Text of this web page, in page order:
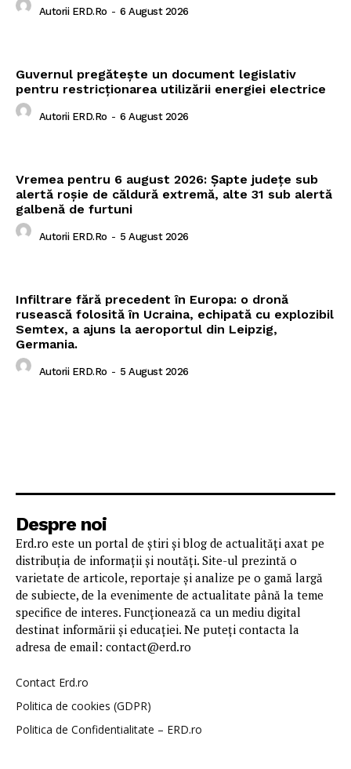
Autorii ERD.ro - 6 August 2026
Guvernul pregătește un document legislativ
pentru restricționarea utilizării energiei electrice
Autorii ERD.ro - 6 August 2026
Vremea pentru 6 august 2026: Șapte județe sub
alertă roșie de căldură extremă, alte 31 sub alertă
galbenă de furtuni
Autorii ERD.ro - 5 August 2026
Infiltrare fără precedent în Europa: o dronă
rusească folosită în Ucraina, echipată cu explozibil
Semtex, a ajuns la aeroportul din Leipzig,
Germania.
Autorii ERD.ro - 5 August 2026
Despre noi
Erd.ro este un portal de știri și blog de actualități axat pe
distribuția de informații și noutăți. Site-ul prezintă o
varietate de articole, reportaje și analize pe o gamă largă
de subiecte, de la evenimente de actualitate până la teme
specifice de interes. Funcționează ca un mediu digital
destinat informării și educației. Ne puteți contacta la
adresa de email: contact@erd.ro
Contact Erd.ro
Politica de cookies (GDPR)
Politica de Confidentialitate – ERD.ro